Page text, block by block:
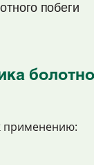
применению: